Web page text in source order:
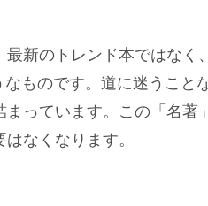
最新のトレンド本ではな
なものです。道に迷うこと
っています。この「名著
なくなります。